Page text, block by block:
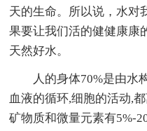
天的生命。所以说，水对
果要让我们活的健健康康
天然好水。
人的身体70%是由水
血液的循环,细胞的活动,
矿物质和微量元素有5%-